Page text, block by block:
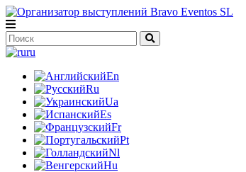
ru
En
Ru
Ua
Es
Fr
Pt
Nl
Hu